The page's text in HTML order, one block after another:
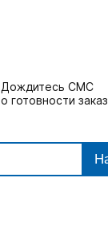
Дождитесь СМС
о готовности